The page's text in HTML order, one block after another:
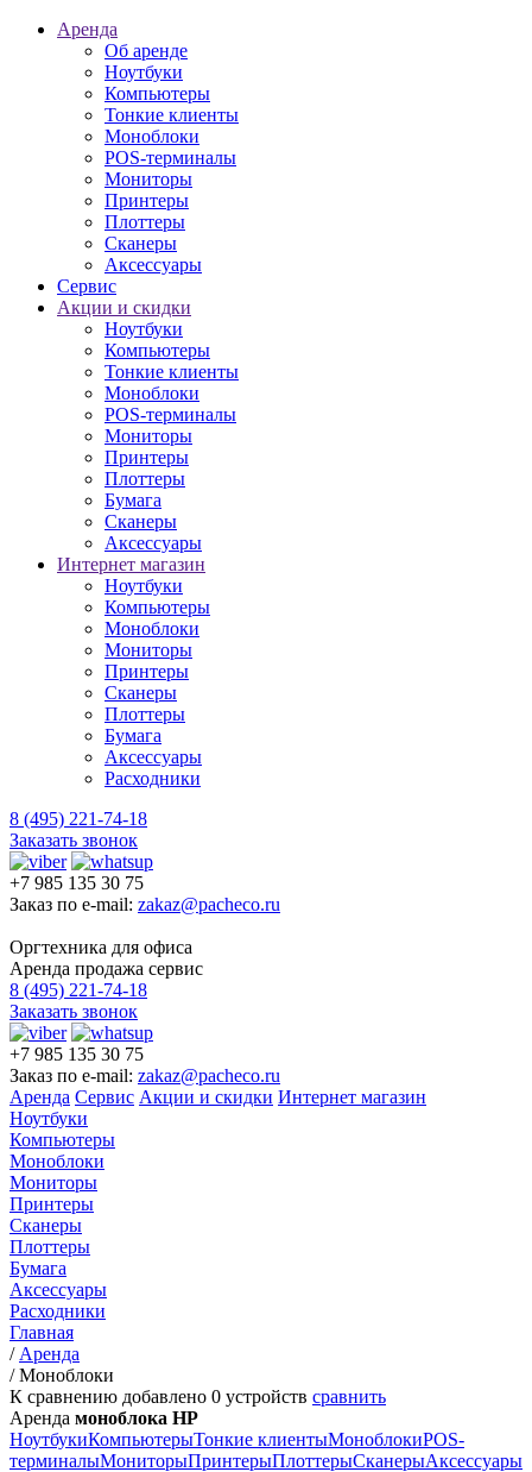
Аренда
Об аренде
Ноутбуки
Компьютеры
Тонкие клиенты
Моноблоки
POS-терминалы
Мониторы
Принтеры
Плоттеры
Сканеры
Аксессуары
Сервис
Акции и скидки
Ноутбуки
Компьютеры
Тонкие клиенты
Моноблоки
POS-терминалы
Мониторы
Принтеры
Плоттеры
Бумага
Сканеры
Аксессуары
Интернет магазин
Ноутбуки
Компьютеры
Моноблоки
Мониторы
Принтеры
Сканеры
Плоттеры
Бумага
Аксессуары
Расходники
8 (495) 221-74-18
Заказать звонок
+7 985 135 30 75
Заказ по e-mail: zakaz@pacheco.ru
Оргтехника для офиса
Аренда продажа сервис
8 (495) 221-74-18
Заказать звонок
+7 985 135 30 75
Заказ по e-mail: zakaz@pacheco.ru
Аренда Сервис Акции и скидки Интернет магазин
Ноутбуки
Компьютеры
Моноблоки
Мониторы
Принтеры
Сканеры
Плоттеры
Бумага
Аксессуары
Расходники
Главная
/ Аренда
/Моноблоки
К сравнению добавлено 0 устройств сравнить
Аренда моноблока HP
НоутбукиКомпьютерыТонкие клиентыМоноблокиPOS-
терминалыМониторыПринтерыПлоттерыСканерыАксессуары